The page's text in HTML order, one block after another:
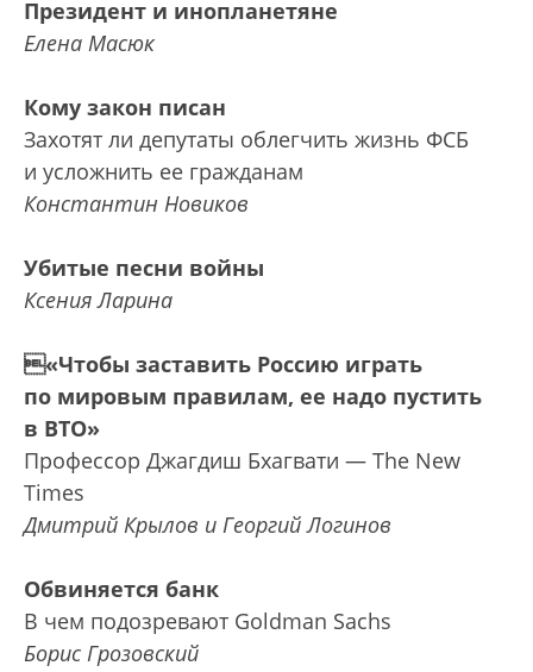
Президент и инопланетяне
Елена Масюк
Кому закон писан
Захотят ли депутаты облегчить жизнь ФСБ
и усложнить ее гражданам
Константин Новиков
Убитые песни войны
Ксения Ларина
«Чтобы заставить Россию играть
по мировым правилам, ее надо пустить
в ВТО»
Профессор Джагдиш Бхагвати — The New
Times
Дмитрий Крылов и Георгий Логинов
Обвиняется банк
В чем подозревают Goldman Sachs
Борис Грозовский